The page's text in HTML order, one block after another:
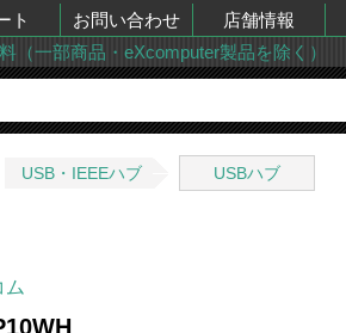
ト お問い合わせ 店舗情報
（一部商品・eXcomputer製品を除く）
USB・IEEEハブ USBハブ
ム